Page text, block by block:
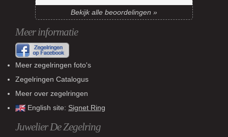
Bekijk alle beoordelingen »
Meer informatie
Meer zegelringen foto's
Zegelringen Catalogus
Meer over zegelringen
English site: Signet Ring
Juwelier De Zegelring